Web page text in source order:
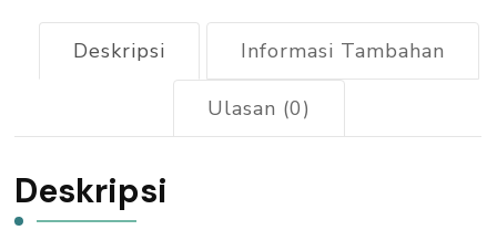
Deskripsi Informasi Tambahan
Ulasan (0)
Deskripsi